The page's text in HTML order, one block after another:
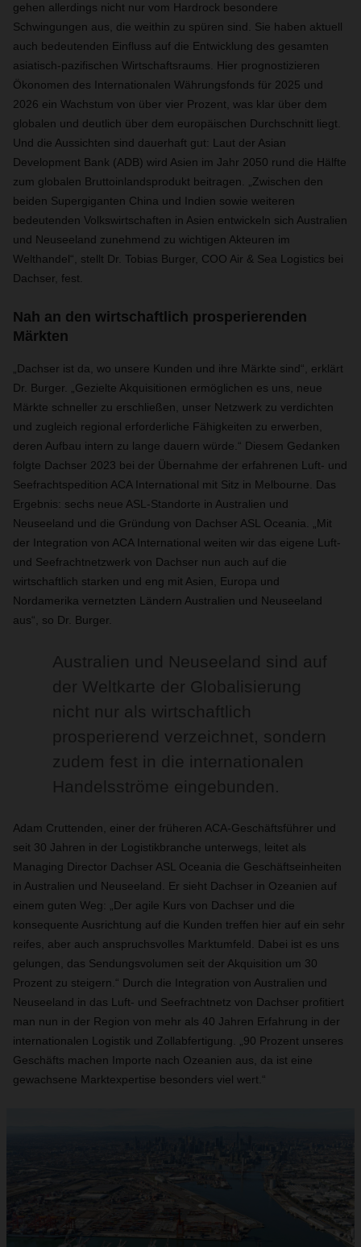
gehen allerdings nicht nur vom Hardrock besondere
Schwingungen aus, die weithin zu spüren sind. Sie haben aktuell
auch bedeutenden Einfluss auf die Entwicklung des gesamten
asiatisch-pazifischen Wirtschaftsraums. Hier prognostizieren
Ökonomen des Internationalen Währungsfonds für 2025 und
2026 ein Wachstum von über vier Prozent, was klar über dem
globalen und deutlich über dem europäischen Durchschnitt liegt.
Und die Aussichten sind dauerhaft gut: Laut der Asian
Development Bank (ADB) wird Asien im Jahr 2050 rund die Hälfte
zum globalen Bruttoinlandsprodukt beitragen. „Zwischen den
beiden Supergiganten China und Indien sowie weiteren
bedeutenden Volkswirtschaften in Asien entwickeln sich Australien
und Neuseeland zunehmend zu wichtigen Akteuren im
Welthandel“, stellt Dr. Tobias Burger, COO Air & Sea Logistics bei
Dachser, fest.
Nah an den wirtschaftlich prosperierenden
Märkten
„Dachser ist da, wo unsere Kunden und ihre Märkte sind“, erklärt
Dr. Burger. „Gezielte Akquisitionen ermöglichen es uns, neue
Märkte schneller zu erschließen, unser Netzwerk zu verdichten
und zugleich regional erforderliche Fähigkeiten zu erwerben,
deren Aufbau intern zu lange dauern würde.“ Diesem Gedanken
folgte Dachser 2023 bei der Übernahme der erfahrenen Luft- und
Seefrachtspedition ACA International mit Sitz in Melbourne. Das
Ergebnis: sechs neue ASL-Standorte in Australien und
Neuseeland und die Gründung von Dachser ASL Oceania. „Mit
der Integration von ACA International weiten wir das eigene Luft-
und Seefrachtnetzwerk von Dachser nun auch auf die
wirtschaftlich starken und eng mit Asien, Europa und
Nordamerika vernetzten Ländern Australien und Neuseeland
aus“, so Dr. Burger.
Australien und Neuseeland sind auf
der Weltkarte der Globalisierung
nicht nur als wirtschaftlich
prosperierend verzeichnet, sondern
zudem fest in die internationalen
Handelsströme eingebunden.
Adam Cruttenden, einer der früheren ACA-Geschäftsführer und
seit 30 Jahren in der Logistikbranche unterwegs, leitet als
Managing Director Dachser ASL Oceania die Geschäftseinheiten
in Australien und Neuseeland. Er sieht Dachser in Ozeanien auf
einem guten Weg: „Der agile Kurs von Dachser und die
konsequente Ausrichtung auf die Kunden treffen hier auf ein sehr
reifes, aber auch anspruchsvolles Marktumfeld. Dabei ist es uns
gelungen, das Sendungsvolumen seit der Akquisition um 30
Prozent zu steigern.“ Durch die Integration von Australien und
Neuseeland in das Luft- und Seefrachtnetz von Dachser profitiert
man nun in der Region von mehr als 40 Jahren Erfahrung in der
internationalen Logistik und Zollabfertigung. „90 Prozent unseres
Geschäfts machen Importe nach Ozeanien aus, da ist eine
gewachsene Marktexpertise besonders viel wert.“